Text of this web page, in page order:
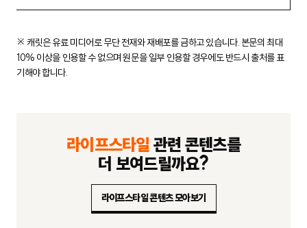
※ 캐릿은 유료 미디어로 무단 전재와 재배포를 금하고 있습니다. 본문의 최대
10% 이상을 인용할 수 없으며 원문을 일부 인용할 경우에도반드시 출처를 표
기해야 합니다.
라이프스타일 관련 콘텐츠를
더 보여드릴까요?
라이프스타일 콘텐츠 모아보기